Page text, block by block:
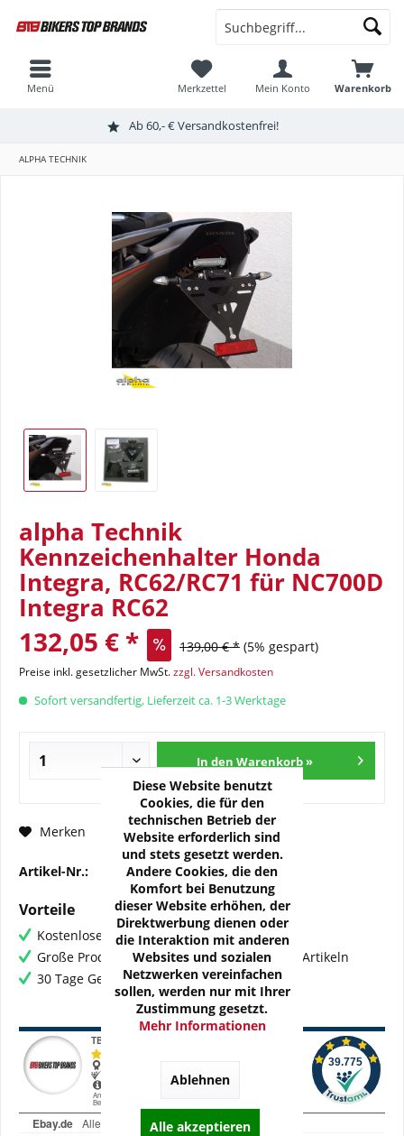
Ab 60,- € Versandkostenfrei!
Warenkorb
Merkzettel Mein Konto
Menü
ALPHA TECHNIK
alpha Technik
Kennzeichenhalter Honda
Integra, RC62/RC71 für NC700D
Integra RC62
132,05 € * 139,00 € * (5% gespart)
Preise inkl. gesetzlicher MwSt.zzgl. Versandkosten
Sofort versandfertig, Lieferzeit ca. 1-3 Werktage
In den Warenkorb »
Merken Fragen zum Artikel?
Artikel-Nr.: AT-RC62-KH06
Vorteile
Kostenloser Versand ab € 60,- Bestellwert
Große Produktauswahl mit mehr als 80.000 Artikeln
30 Tage Geld-Zurück-Garantie
Diese Website benutzt
Cookies, die für den
technischen Betrieb der
Website erforderlich sind
und stets gesetzt werden.
Andere Cookies, die den
Komfort bei Benutzung
dieser Website erhöhen, der
Direktwerbung dienen oder
die Interaktion mit anderen
Websites und sozialen
Netzwerken vereinfachen
sollen, werden nur mit Ihrer
Zustimmung gesetzt.
Mehr Informationen
Ablehnen
Alle akzeptieren